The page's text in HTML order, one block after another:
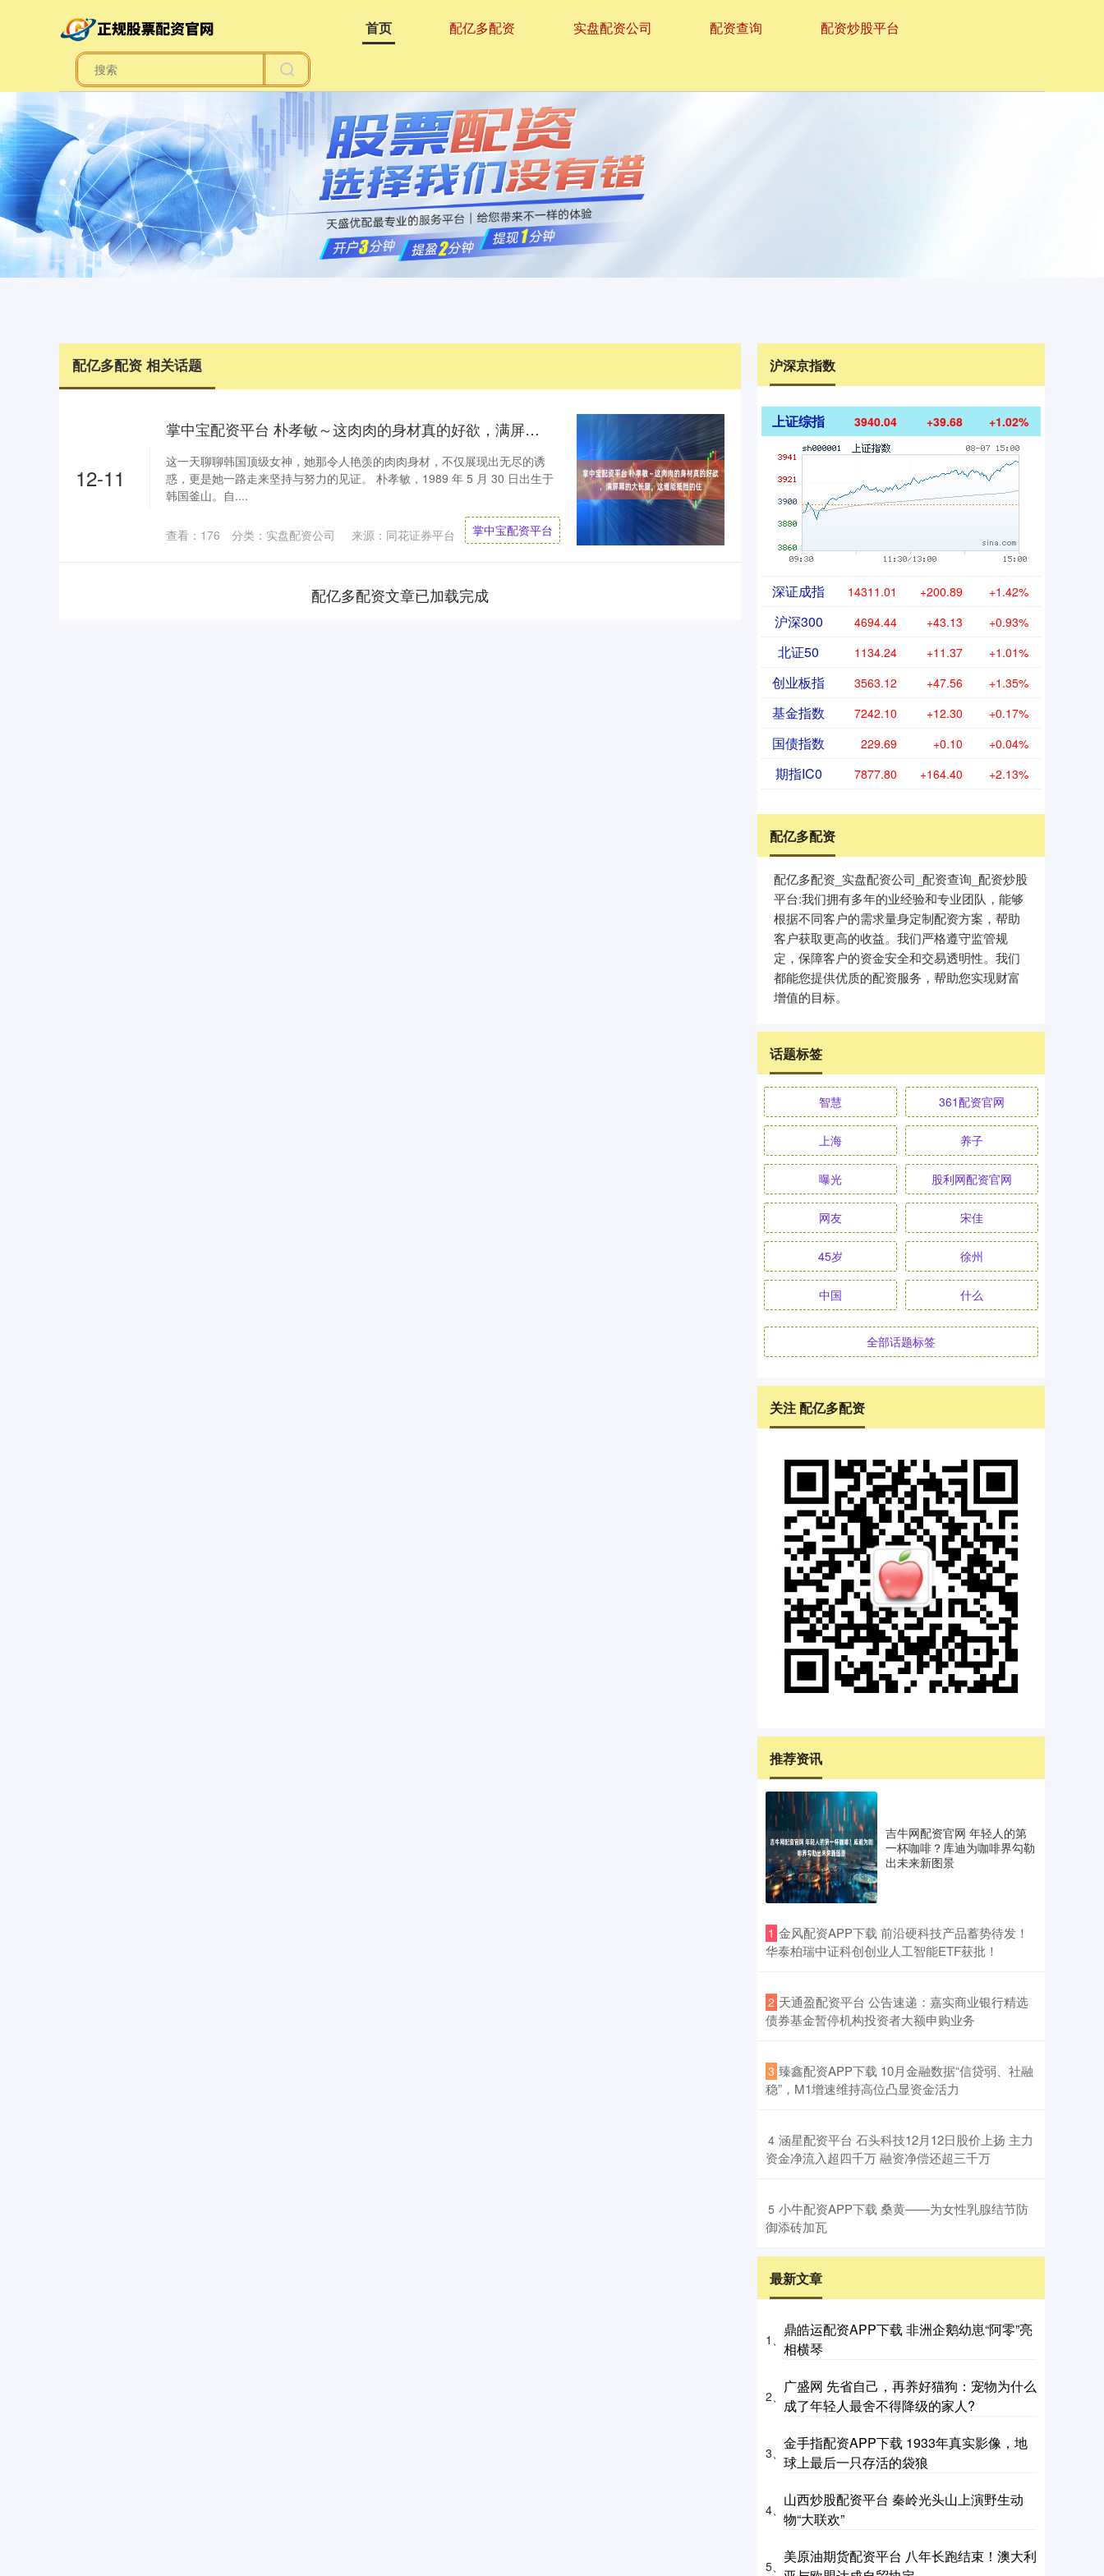
首页 配亿多配资 实盘配资公司 配资查询 配资炒股平台
配亿多配资 相关话题
12-11
掌中宝配资平台 朴孝敏～这肉肉的身材真的好欲，满屏幕的大长腿，这谁能抵挡的住
这一天聊聊韩国顶级女神，她那令人艳羡的肉肉身材，不仅展现出无尽的诱
惑，更是她一路走来坚持与努力的见证。 朴孝敏，1989 年 5 月 30 日出生于
韩国釜山。自....
掌中宝配资平台
来源：同花证券平台
查看： 176 分类： 实盘配资公司
配亿多配资文章已加载完成
沪深京指数
上证综指 3940.04 +39.68 +1.02%
深证成指 14311.01 +200.89 +1.42%
沪深300 4694.44 +43.13 +0.93%
北证50 1134.24 +11.37 +1.01%
创业板指 3563.12 +47.56 +1.35%
基金指数 7242.10 +12.30 +0.17%
国债指数 229.69 +0.10 +0.04%
期指IC0 7877.80 +164.40 +2.13%
配亿多配资
配亿多配资_实盘配资公司_配资查询_配资炒股
平台:我们拥有多年的业经验和专业团队，能够
根据不同客户的需求量身定制配资方案，帮助
客户获取更高的收益。我们严格遵守监管规
定，保障客户的资金安全和交易透明性。我们
都能您提供优质的配资服务，帮助您实现财富
增值的目标。
话题标签
智慧 361配资官网
上海 养子
曝光 股利网配资官网
网友 宋佳
45岁 徐州
中国 什么
全部话题标签
关注 配亿多配资
推荐资讯
吉牛网配资官网 年轻人的第
一杯咖啡？库迪为咖啡界勾勒
出未来新图景
1 ​金风配资APP下载 前沿硬科技产品蓄势待发！
华泰柏瑞中证科创创业人工智能ETF获批！
2 ​天通盈配资平台 公告速递：嘉实商业银行精选
债券基金暂停机构投资者大额申购业务
3 ​臻鑫配资APP下载 10月金融数据“信贷弱、社融
稳”，M1增速维持高位凸显资金活力
4 ​涵星配资平台 石头科技12月12日股价上扬 主力
资金净流入超四千万 融资净偿还超三千万
5 ​小牛配资APP下载 桑黄——为女性乳腺结节防
御添砖加瓦
最新文章
1、
鼎皓运配资APP下载 非洲企鹅幼崽“阿零”亮
相横琴
2、
广盛网 先省自己，再养好猫狗：宠物为什么
成了年轻人最舍不得降级的家人?
3、
金手指配资APP下载 1933年真实影像，地
球上最后一只存活的袋狼
4、
山西炒股配资平台 秦岭光头山上演野生动
物“大联欢”
5、
美原油期货配资平台 八年长跑结束！澳大利